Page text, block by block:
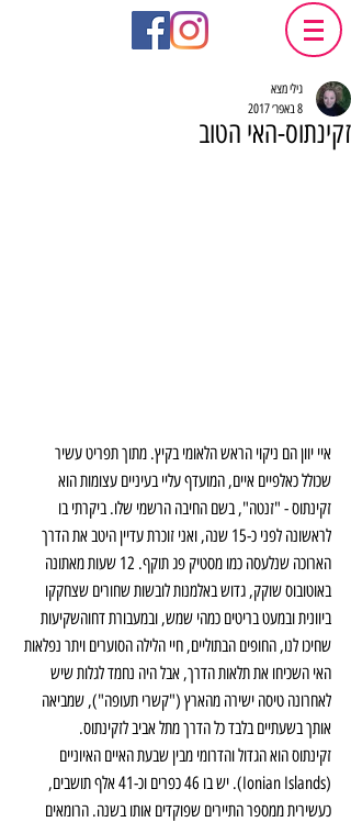
זקינתוס-האי הטוב
גילי מצא
8 באפר׳ 2017
איי יוון הם ניקוי הראש הלאומי בקיץ. מתוך תפריט עשיר
שכולל כאלפיים איים, המועדף עליי בעיניים עצומות הוא
זקינתוס - "זנטה", בשם החיבה הרשמי שלו. ביקרתי בו
לראשונה לפני כ-15 שנה, ואני זוכרת עדיין היטב את הדרך
הארוכה שנלעסה כמו מסטיק פג תוקף. 12 שעות מאתונה
באוטובוס שוקק, גדוש באלמנות לובשות שחורים שצחקקו
ביוונית ובמעט בריטים כמהי שמש, ובמעבורת דחוהשקיעות
שחיכו לנו, החופים הבתוליים, חיי הלילה הסוערים ויתר נפלאות
האי השכיחו את תלאות הדרך, אבל היה נחמד לגלות שיש
לאחרונה טיסה ישירה מהארץ ("קשרי תעופה"), שמביאה
אותך בשעתיים בלבד כל הדרך מתל אביב לזקינתוס.
זקינתוס הוא הגדול והדרומי מבין שבעת האיים האיוניים
(Ionian Islands). יש בו 46 כפרים וכ-41 אלף תושבים,
כעשירית ממספר התיירים שפוקדים אותו בשנה. הרומאים